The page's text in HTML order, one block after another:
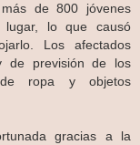
de 800 jóvenes
lo que causó
Los afectados
de previsión de los
de ropa y objetos
gracias a la